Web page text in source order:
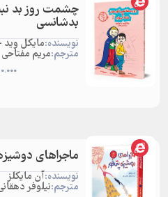
بدشانسی
نویسنده:مایکل وید
مترجم:مریم مفتاحی
ماجراهای
نویسنده:آن مایکلز
مترجم:نیلوفر